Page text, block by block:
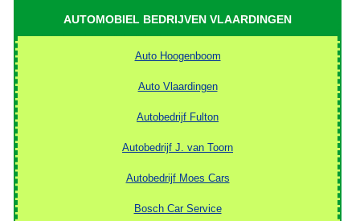
AUTOMOBIEL BEDRIJVEN VLAARDINGEN
Auto Hoogenboom
Auto Vlaardingen
Autobedrijf Fulton
Autobedrijf J. van Toorn
Autobedrijf Moes Cars
Bosch Car Service